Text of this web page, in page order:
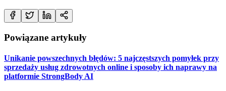
Powiązane artykuły
Unikanie powszechnych błędów: 5 najczęstszych pomyłek przy
sprzedaży usług zdrowotnych online i sposoby ich naprawy na
platformie StrongBody AI